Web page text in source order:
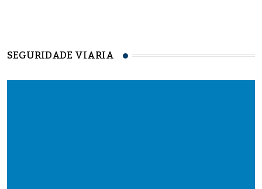
SEGURIDADE VIARIA